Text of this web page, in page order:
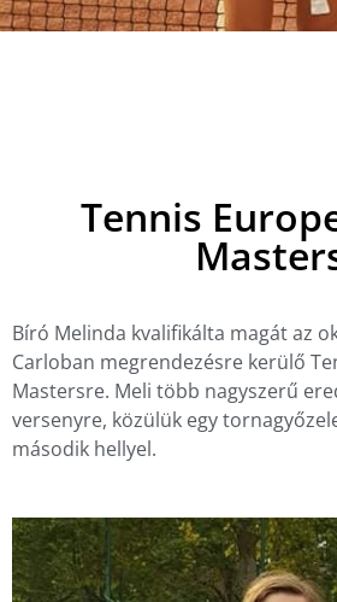
Tennis
Bíró Melinda kvalifikálta magát az
Carloban megrendezésre kerülő
Mastersre. Meli több nagyszerű
versenyre, közülük egy
második hellyel.